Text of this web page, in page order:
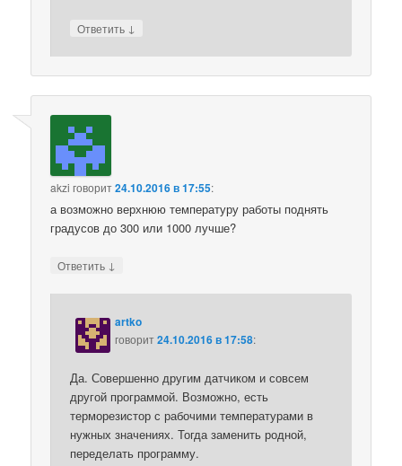
Ответить ↓
akzi говорит24.10.2016 в 17:55:
а возможно верхнюю температуру работы поднять
градусов до 300 или 1000 лучше?
Ответить ↓
artko
говорит24.10.2016 в 17:58:
Да. Совершенно другим датчиком и совсем
другой программой. Возможно, есть
терморезистор с рабочими температурами в
нужных значениях. Тогда заменить родной,
переделать программу.